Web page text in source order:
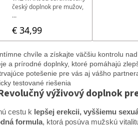
chvíle a získajte väčšiu kontrolu
a prírodné doplnky, ktoré pomáhajú
potešenie pre vás aj vášho
testované riešenia
Revolučný výživový doplnok
cestu k lepšej erekcii, vyššiemu
formula, ktorá posúva mužskú